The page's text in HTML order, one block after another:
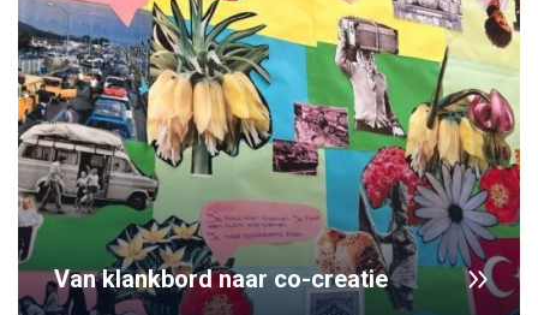
Van klankbord naar co-creatie